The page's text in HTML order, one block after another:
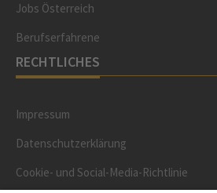
Jobs Österreich
Berufserfahrene
RECHTLICHES
Impressum
Datenschutzerklärung
Cookie- und Social-Media-Richtlinie